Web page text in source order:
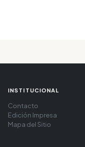
INSTITUCIONAL
Contacto
Edición Impresa
Mapa del Sitio